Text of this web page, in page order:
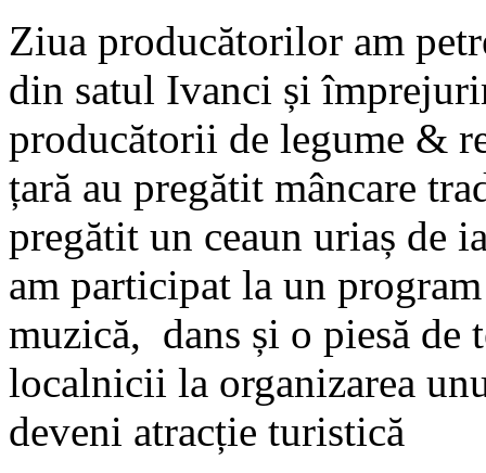
Ziua producătorilor am
din satul Ivanci și
producătorii de legume &
țară au pregătit mâncare
pregătit un ceaun uriaș de
am participat la un
muzică, dans și o piesă de
localnicii la organizarea
deveni atracție turistică